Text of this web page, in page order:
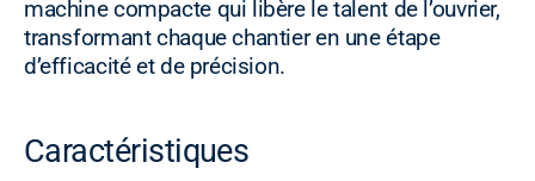
machine compacte qui libère le talent de l’ouvrier,
transformant chaque chantier en une étape
d’efficacité et de précision.
Caractéristiques